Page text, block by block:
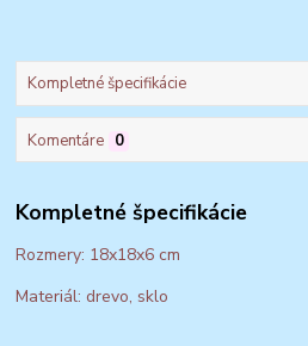
Kompletné špecifikácie
Komentáre 0
Kompletné špecifikácie
Rozmery: 18x18x6 cm
Materiál: drevo, sklo